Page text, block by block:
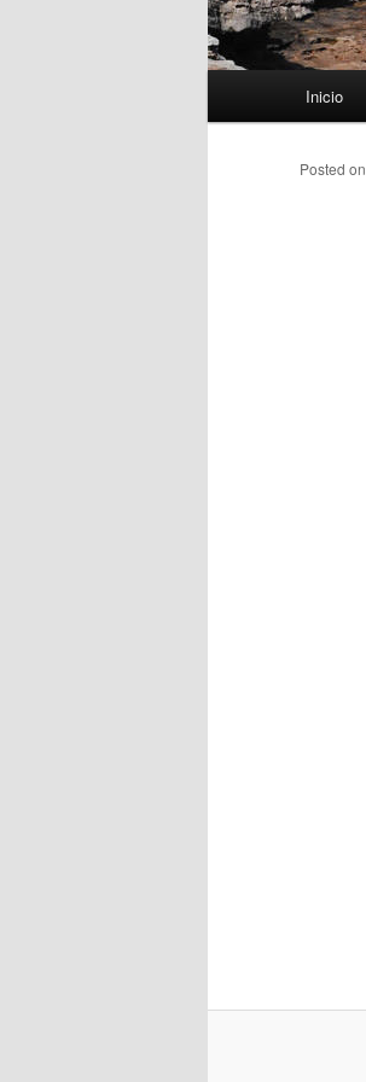
Inicio
Posted on